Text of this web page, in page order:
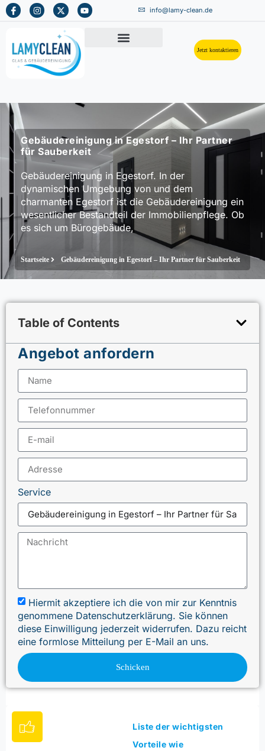
info@lamy-clean.de
Jetzt kontaktieren
Gebäudereinigung in Egestorf – Ihr Partner
für Sauberkeit
Gebäudereinigung in Egestorf. In der
dynamischen Umgebung von und dem
charmanten Egestorf ist die Gebäudereinigung ein
wesentlicher Bestandteil der Immobilienpflege. Ob
es sich um Bürogebäude,
Startseite Gebäudereinigung in Egestorf – Ihr Partner für Sauberkeit
Liste der wichtigsten
Vorteile wie
Table of Contents
Angebot anfordern
Service
Hiermit akzeptiere ich die von mir zur Kenntnis
genommene Datenschutzerklärung. Sie können
diese Einwilligung jederzeit widerrufen. Dazu reicht
eine formlose Mitteilung per E-Mail an uns.
Schicken